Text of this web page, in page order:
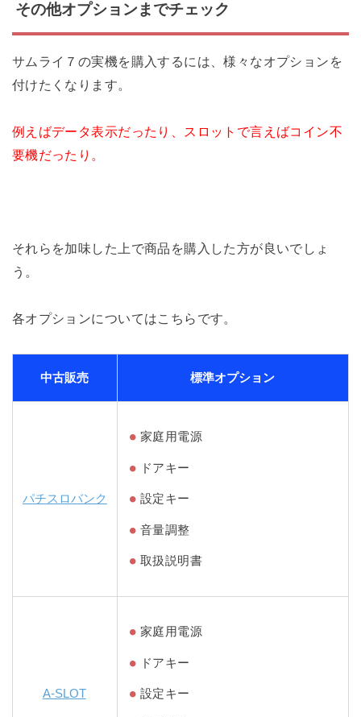
その他オプションまでチェック
サムライ７の実機を購入するには、様々なオプションを
付けたくなります。
例えばデータ表示だったり、スロットで言えばコイン不
要機だったり。
それらを加味した上で商品を購入した方が良いでしょ
う。
各オプションについてはこちらです。
中古販売 標準オプション
パチスロバンク
家庭用電源
ドアキー
設定キー
音量調整
取扱説明書
A-SLOT
家庭用電源
ドアキー
設定キー